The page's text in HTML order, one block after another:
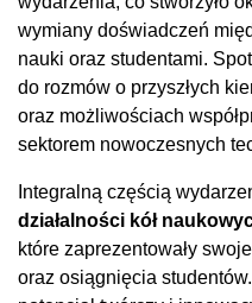
wymiany doświadczeń
nauki oraz studentami.
do rozmów o przyszłych
oraz możliwościach
sektorem nowoczesnych
Integralną częścią
działalności kół
które zaprezentowały
oraz osiągnięcia